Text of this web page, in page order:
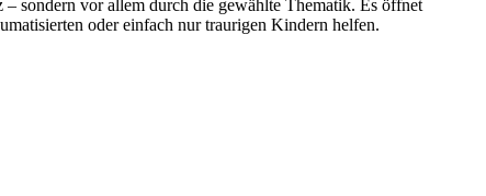
– sondern vor allem durch die gewählte Thematik. Es öffnet
oder einfach nur traurigen Kindern helfen.